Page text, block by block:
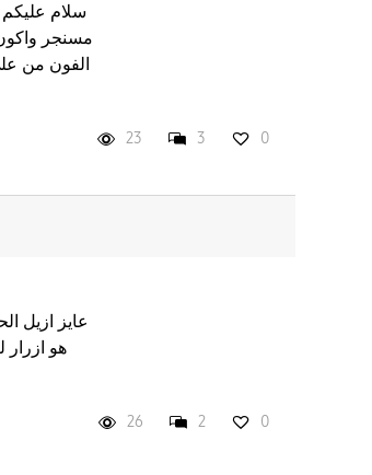
سلام
مسنجر
الفون من
23 3 0
عايز ازيل
هو
26 2 0